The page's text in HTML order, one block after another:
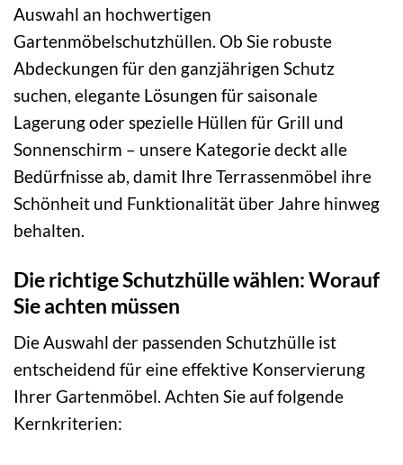
Auswahl an hochwertigen
Gartenmöbelschutzhüllen. Ob Sie robuste
Abdeckungen für den ganzjährigen Schutz
suchen, elegante Lösungen für saisonale
Lagerung oder spezielle Hüllen für Grill und
Sonnenschirm – unsere Kategorie deckt alle
Bedürfnisse ab, damit Ihre Terrassenmöbel ihre
Schönheit und Funktionalität über Jahre hinweg
behalten.
Die richtige Schutzhülle wählen: Worauf
Sie achten müssen
Die Auswahl der passenden Schutzhülle ist
entscheidend für eine effektive Konservierung
Ihrer Gartenmöbel. Achten Sie auf folgende
Kernkriterien: